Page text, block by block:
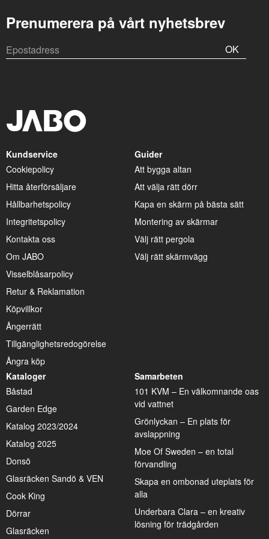
Prenumerera på vårt nyhetsbrev
OK
Kundservice
Cookiepolicy
Hitta återförsäljare
Hållbarhetspolicy
Integritetspolicy
Kontakta oss
Om JABO
Visselblåsarpolicy
Retur & Reklamation
Köpvillkor
Ångerrätt
Tillgänglighetsredogörelse
Ångra köp
Guider
Att bygga altan
Att välja rätt dörr
Kapa en skärm på bästa sätt
Montering av skärmar
Välj rätt pergola
Välj rätt skärmvägg
Kataloger
Båstad
Garden Edge
Katalog 2023/2024
Katalog 2025
Donsö
Glasräcken Sandö & VEN
Cook King
Dörrar
Glasräcken
Samarbeten
101 KVM – En välkomnande oas
vid vattnet
Grönlyckan – En plats för
avslappning
Moe Of Sweden – en total
förvandling
Skapa en ombonad uteplats för
alla
Underbara Clara – en kreativ
lösning för trädgården